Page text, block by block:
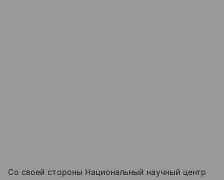
Со своей стороны Национальный научный центр